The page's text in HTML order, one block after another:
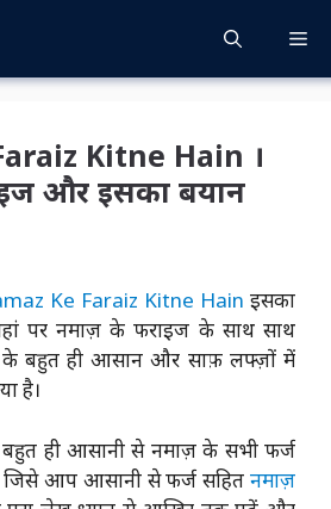
Kitne Hain ।
और इसका बयान
Ke Faraiz Kitne Hain इसका
पर नमाज़ के फराइज के साथ साथ
के बहुत ही आसान और साफ़ लफ्ज़ों में
है।
ही आसानी से नमाज़ के सभी फर्ज
आप आसानी से फर्ज सहित नमाज़